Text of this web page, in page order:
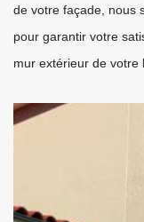
de votre façade, nous
pour garantir votre
mur extérieur de votre